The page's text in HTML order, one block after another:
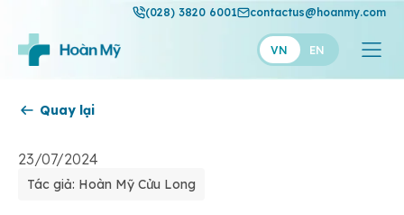
(028) 3820 6001 contactus@hoanmy.com
VN EN
Hạnh Phúc
Quay lại
23/07/2024
Tác giả: Hoàn Mỹ Cửu Long